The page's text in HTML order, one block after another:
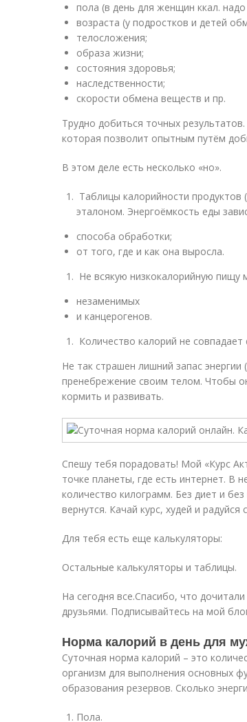
пола (в день для женщин ккал.
возраста (у подростков и детей
телосложения;
образа жизни;
состояния здоровья;
наследственности;
скорости обмена веществ и пр.
Трудно добиться точных
которая позволит опытным путём
В этом деле есть несколько «но».
Таблицы калорийности
эталоном. Энергоёмкость еды
способа обработки;
от того, где и как она выросла.
Не всякую низкокалорийную
незаменимых
и канцерогенов.
Количество калорий не
Не так страшен лишний запас
пренебрежение своим телом. Чтобы
кормить и развивать.
Спешу тебя порадовать! Мой «Курс
точке планеты, где есть интернет. В
количество килограмм. Без диет и
вернутся. Качай курс, худей и
Для тебя есть еще калькуляторы:
Остальные калькуляторы и таблицы.
На сегодня все.Спасибо, что
друзьями. Подписывайтесь на мой
Норма калорий в день для
Суточная норма калорий – это
организм для выполнения основных
образования резервов. Сколько
Пола.